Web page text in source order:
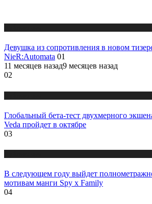
Девушка из сопротивления в новом
NieR:Automata 01
11 месяцев назад9 месяцев назад
02
Глобальный бета-тест двухмерного
Veda пройдет в октябре
03
В следующем году выйдет
мотивам манги Spy x Family
04